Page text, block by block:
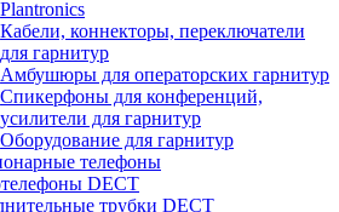
Plantronics
Кабели, коннекторы, переключатели
для гарнитур
Амбушюры для операторских гарнитур
Cпикерфоны для конференций,
усилители для гарнитур
Оборудование для гарнитур
телефоны
DECT
трубки DECT